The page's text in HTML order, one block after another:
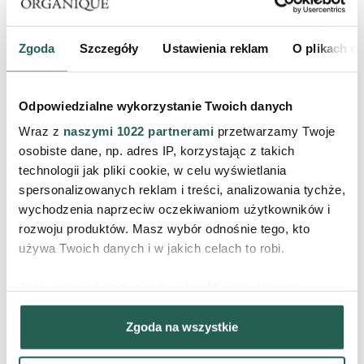
Zgoda Szczegóły Ustawienia reklam O plikach
Odpowiedzialne wykorzystanie Twoich danych
Wraz z naszymi 1022 partnerami przetwarzamy Twoje
osobiste dane, np. adres IP, korzystając z takich
technologii jak pliki cookie, w celu wyświetlania
spersonalizowanych reklam i treści, analizowania tychże,
wychodzenia naprzeciw oczekiwaniom użytkowników i
rozwoju produktów. Masz wybór odnośnie tego, kto
używa Twoich danych i w jakich celach to robi.
Gromadzić dane dotyczące Twojej lokalizacji
geograficznej z dokładnością nawet do kilku metrów
Identyfikować Twoje urządzenie, aktywnie analizując
Zgoda na wszystkie
mezoterapia igłowai laser frakcyjny również cieszą się
dużą popularnością wśród klientów.Niektóre zabiegi
zadbać o komfort pacjenta.
Niezależnie od tego czy zdecydujesz się na
stymulatory tkankowe czy botoks na lwią
zmarszczkę, nie zapominaj o codziennej
pielęgnacji. To właśnie ona sprawia, że efekty
zabiegu utrzymują się jeszcze dłużej i są szybciej
widoczne.